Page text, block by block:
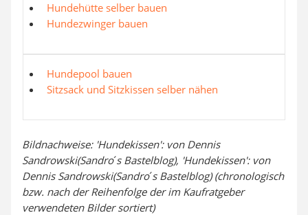
Hundehütte selber bauen
Hundezwinger bauen
Hundepool bauen
Sitzsack und Sitzkissen selber nähen
Bildnachweise: 'Hundekissen': von Dennis
Sandrowski(Sandro ́s Bastelblog), 'Hundekissen': von
Dennis Sandrowski(Sandro ́s Bastelblog) (chronologisch
bzw. nach der Reihenfolge der im Kaufratgeber
verwendeten Bilder sortiert)